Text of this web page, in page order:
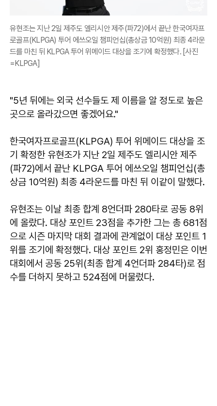
유현조는 지난 2일 제주도 엘리시안 제주(파72)에서 끝난 한국여자프
로골프(KLPGA) 투어 에쓰오일 챔피언십(총상금 10억원) 최종 4라운
드를 마친 뒤 KLPGA 투어 위메이드 대상을 조기에 확정했다. [사진
=KLPGA]
"5년 뒤에는 외국 선수들도 제 이름을 알 정도로 높은
곳으로 올라갔으면 좋겠어요."
한국여자프로골프(KLPGA) 투어 위메이드 대상을 조
기 확정한 유현조가 지난 2일 제주도 엘리시안 제주
(파72)에서 끝난 KLPGA 투어 에쓰오일 챔피언십(총
상금 10억원) 최종 4라운드를 마친 뒤 이같이 말했다.
유현조는 이날 최종 합계 8언더파 280타로 공동 8위
에 올랐다. 대상 포인트 23점을 추가한 그는 총 681점
으로 시즌 마지막 대회 결과에 관계없이 대상 포인트 1
위를 조기에 확정했다. 대상 포인트 2위 홍정민은 이번
대회에서 공동 25위(최종 합계 4언더파 284타)로 점
수를 더하지 못하고 524점에 머물렀다.